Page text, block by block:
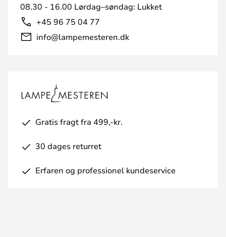
08.30 - 16.00 Lørdag–søndag: Lukket
+45 96 75 04 77
info@lampemesteren.dk
Gratis fragt fra 499,-kr.
30 dages returret
Erfaren og professionel kundeservice